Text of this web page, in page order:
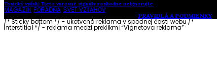
Toxický vzťah: Tieto varovné signály rozhodne neignorujte
MAGAZÍN PORADŇA SVET VZŤAHOV
PRAVIDLÁ A PODMIENKY
/* Sticky bottom */ - ukotvená reklama v spodnej časti webu/*
Interstitial */ - reklama medzi preklikmi “Vignetova reklama”